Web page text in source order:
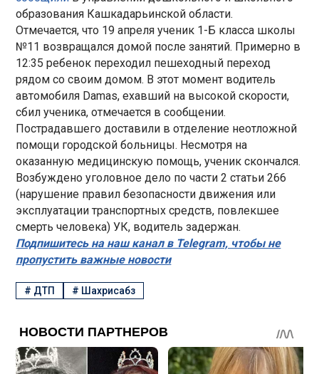
образования Кашкадарьинской области.
Отмечается, что 19 апреля ученик 1-Б класса школы
№11 возвращался домой после занятий. Примерно в
12:35 ребенок переходил пешеходный переход
рядом со своим домом. В этот момент водитель
автомобиля Damas, ехавший на высокой скорости,
сбил ученика, отмечается в сообщении.
Пострадавшего доставили в отделение неотложной
помощи городской больницы. Несмотря на
оказанную медицинскую помощь, ученик скончался.
Возбуждено уголовное дело по части 2 статьи 266
(нарушение правил безопасности движения или
эксплуатации транспортных средств, повлекшее
смерть человека) УК, водитель задержан.
Подпишитесь на наш канал в Telegram, чтобы не
пропустить важные новости
# ДТП # Шахрисабз